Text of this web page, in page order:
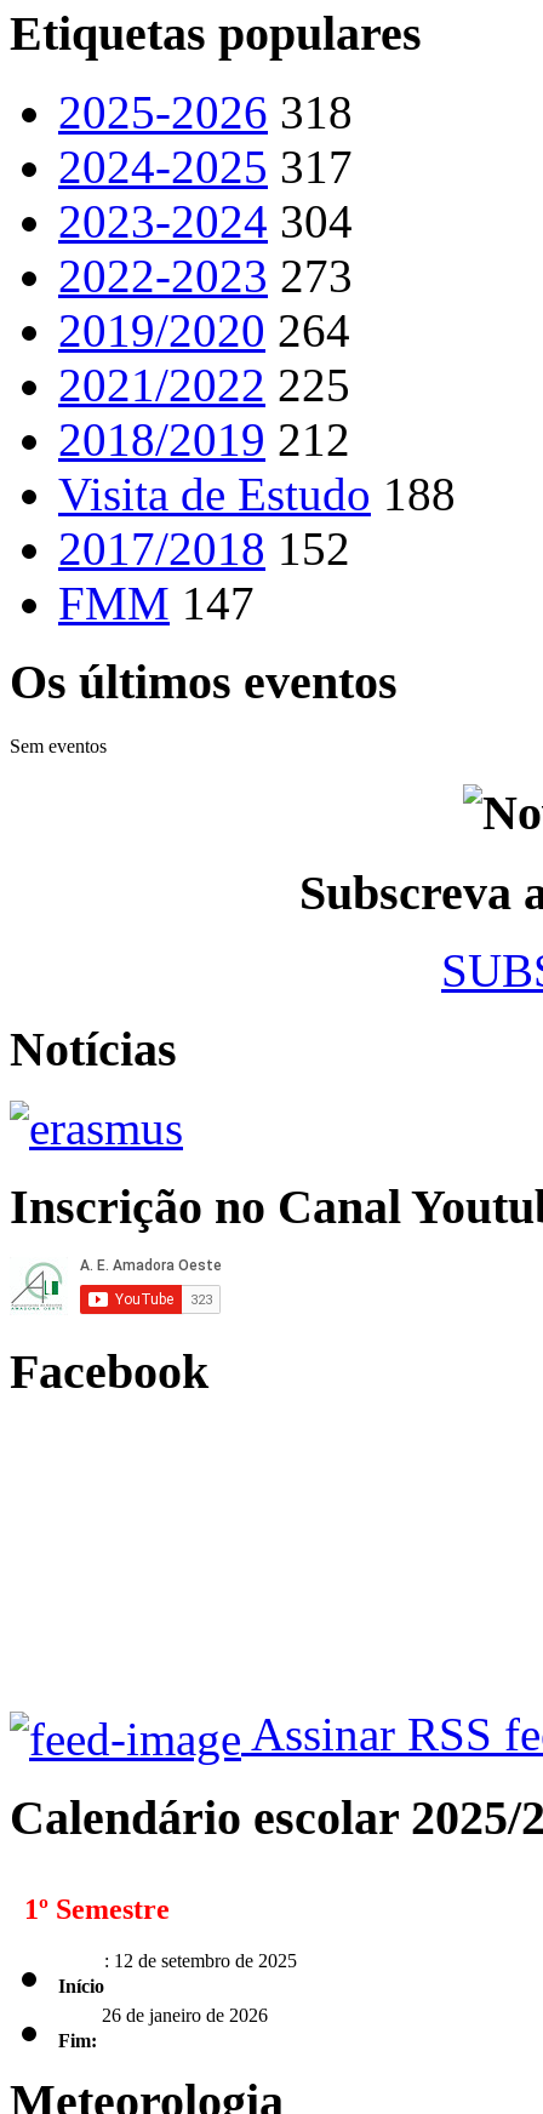
Etiquetas populares
2025-2026 318
2024-2025 317
2023-2024 304
2022-2023 273
2019/2020 264
2021/2022 225
2018/2019 212
Visita de Estudo 188
2017/2018 152
FMM 147
Os últimos eventos
Sem eventos
Subscreva
Notícias
Inscrição no Canal
Facebook
Assinar RSS
Calendário escolar 2025/
1º Semestre
Início: 12 de setembro de 2025
Fim: 26 de janeiro de 2026
2º Semestre
Meteorologia